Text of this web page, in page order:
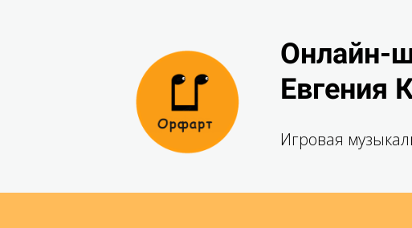
Онлайн-
Евгения
Игровая